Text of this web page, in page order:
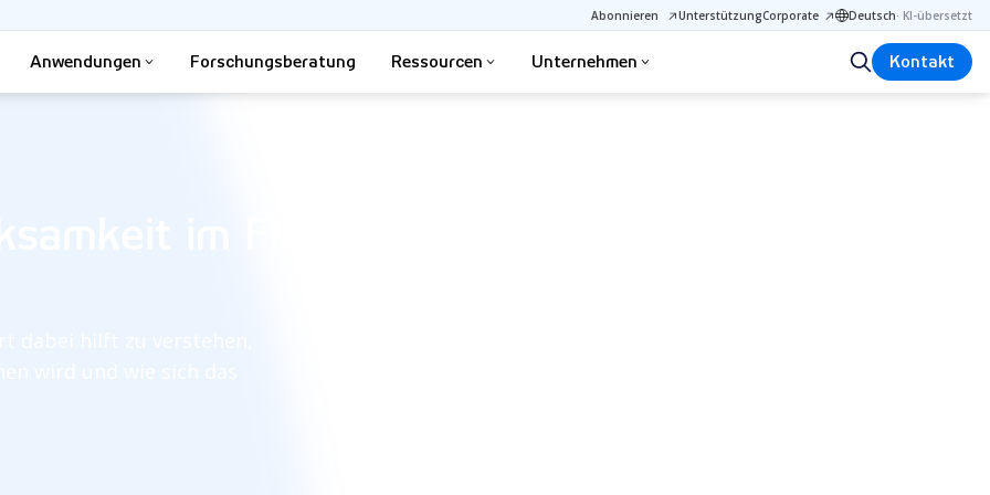
Abonnieren UnterstützungCorporate Deutsch· KI-übersetzt
Anwendungen Forschungsberatung Ressourcen Unternehmen Kontakt